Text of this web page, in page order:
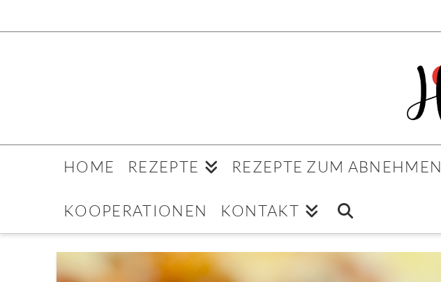
HOME REZEPTE REZEPTE ZUM ABNEHMEN
KOOPERATIONEN KONTAKT